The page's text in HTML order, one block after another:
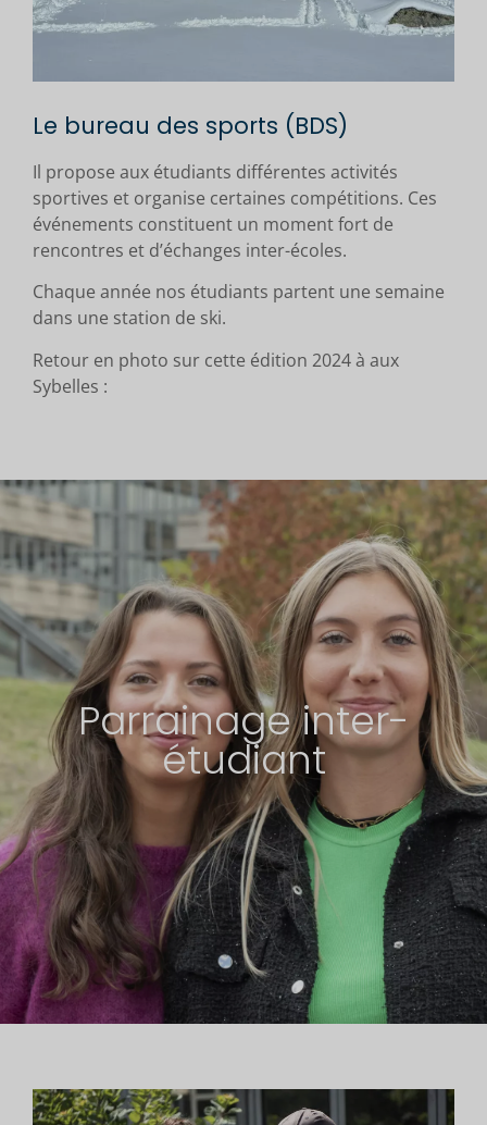
Le bureau des sports (BDS)
Il propose aux étudiants différentes activités
sportives et organise certaines compétitions. Ces
événements constituent un moment fort de
rencontres et d’échanges inter-écoles.
Chaque année nos étudiants partent une semaine
dans une station de ski.
Retour en photo sur cette édition 2024 à aux
Sybelles :
Parrainage inter-
étudiant